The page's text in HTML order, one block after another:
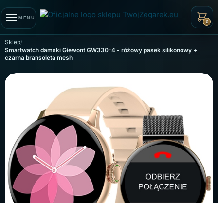
MENU
0
Sklep
Smartwatch damski Giewont GW330-4 - różowy pasek silikonowy +
czarna bransoleta mesh